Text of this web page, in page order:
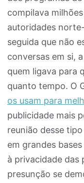
compilava
autoridades
seguida que não
conversas em si,
quem ligava para
quanto tempo. O
os usam para
publicidade mais
reunião desse
em grandes
à privacidade das
presunção se